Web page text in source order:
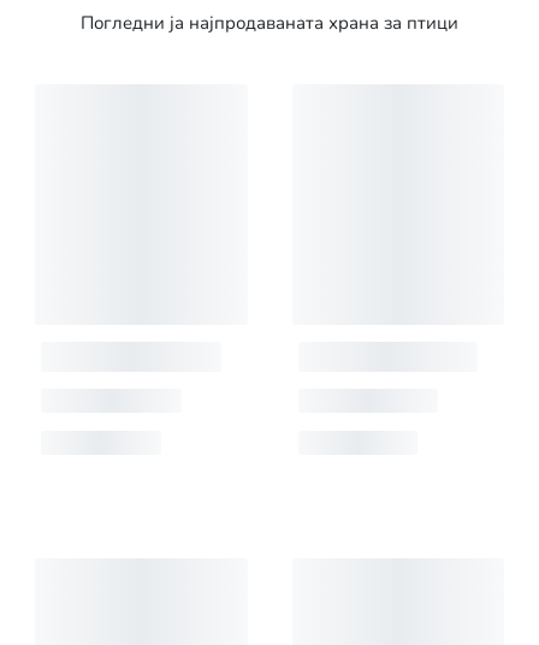
Погледни ја најпродаваната храна за птици